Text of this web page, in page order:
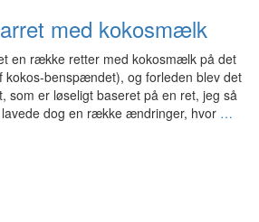
med kokosmælk
en række retter med kokosmælk på det
kokos-benspændet), og forleden blev det
som er løseligt baseret på en ret, jeg så
dog en række ændringer, hvor …